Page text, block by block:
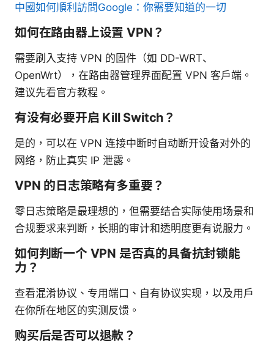
中國如何順利訪問Google：你需要知道的一切
如何在路由器上设置 VPN？
需要刷入支持 VPN 的固件（如 DD-WRT、
OpenWrt），在路由器管理界面配置 VPN 客户端。
建议先看官方教程。
有没有必要开启 Kill Switch？
是的，可以在 VPN 连接中断时自动断开设备对外的
网络，防止真实 IP 泄露。
VPN 的日志策略有多重要？
零日志策略是最理想的，但需要结合实际使用场景和
合规要求来判断，长期的审计和透明度更有说服力。
如何判断一个 VPN 是否真的具备抗封锁能
力？
查看混淆协议、专用端口、自有协议实现，以及用户
在你所在地区的实测反馈。
购买后是否可以退款？